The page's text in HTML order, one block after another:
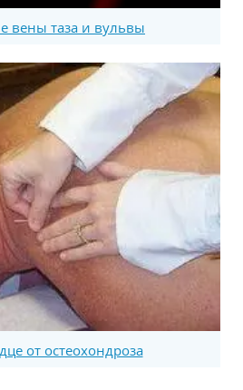
вены таза и вульвы
от остеохондроза